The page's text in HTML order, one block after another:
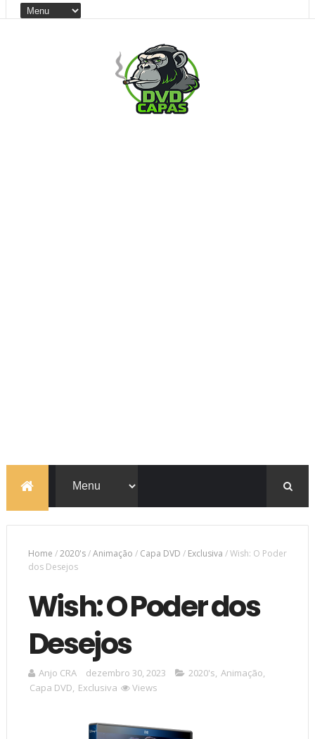
Home /2020's/Animação / Capa DVD / Exclusiva /Wish: O Poder
dos Desejos
Wish: O Poder dos
Desejos
Anjo CRA dezembro 30, 2023 2020's, Animação,
Capa DVD, Exclusiva Views